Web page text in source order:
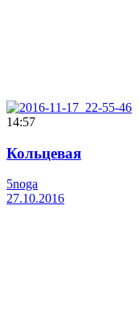
14:57
Кольцевая
5noga
27.10.2016